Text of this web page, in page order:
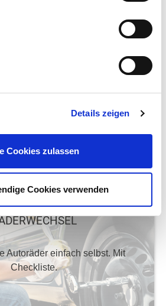
Details zeigen
Cookies zulassen
Cookies verwenden
im Winter und eine längere
mehr erfahren
Autoräder einfach selbst. Mit
Checkliste.